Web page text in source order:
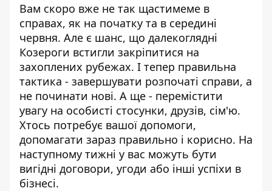
Вам скоро вже не так щастимеме в
справах, як на початку та в середині
червня. Але є шанс, що далекоглядні
Козероги встигли закріпитися на
захоплених рубежах. І тепер правильна
тактика - завершувати розпочаті справи, а
не починати нові. А ще - перемістити
увагу на особисті стосунки, друзів, сім'ю.
Хтось потребує вашої допомоги,
допомагати зараз правильно і корисно. На
наступному тижні у вас можуть бути
вигідні договори, угоди або інші успіхи в
бізнесі.